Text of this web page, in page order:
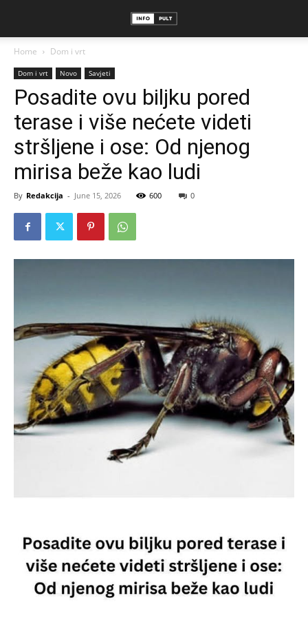
Home Dom i vrt
Dom i vrt Novo Savjeti
Posadite ovu biljku pored
terase i više nećete videti
stršljene i ose: Od njenog
mirisa beže kao ludi
By Redakcija - June 15, 2026 600 0